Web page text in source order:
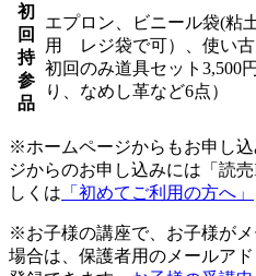
初
回
持
参
品
エプロン、ビニール袋(粘
用 レジ袋で可）、使い
初回のみ道具セット3,500
り、なめし革など6点）
※ホームページからもお申し
ジからのお申し込みには「読
しくは 「初めてご利用の方へ」
※お子様の講座で、お子様が
場合は、保護者用のメールア